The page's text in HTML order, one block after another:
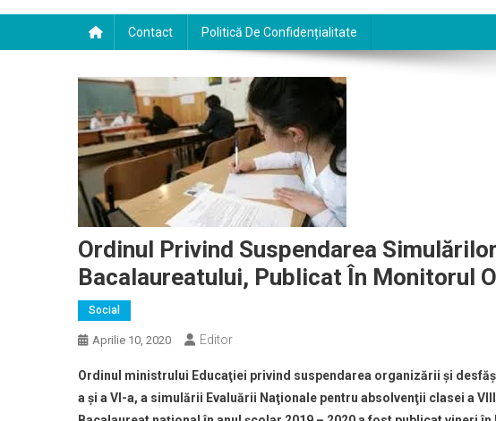
Contact Politică De Confidențialitate
Ordinul Privind Suspendarea
Bacalaureatului, Publicat În Monitorul
Social
Aprilie 10, 2020 Editor
Ordinul ministrului Educaţiei privind suspendarea organizării şi
a şi a VI-a, a simulării Evaluării Naţionale pentru absolvenţii clasei a